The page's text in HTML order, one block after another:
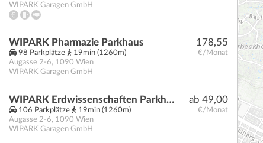
WIPARK Garagen GmbH
178,55
€/Monat
WIPARK Pharmazie Parkhaus
98 Parkplätze
19min (1260m)
Augasse 2-6, 1090 Wien
WIPARK Garagen GmbH
ab 49,00
€/Monat
WIPARK Erdwissenschaften Parkhaus
106 Parkplätze
19min (1260m)
Augasse 2-6, 1090 Wien
WIPARK Garagen GmbH